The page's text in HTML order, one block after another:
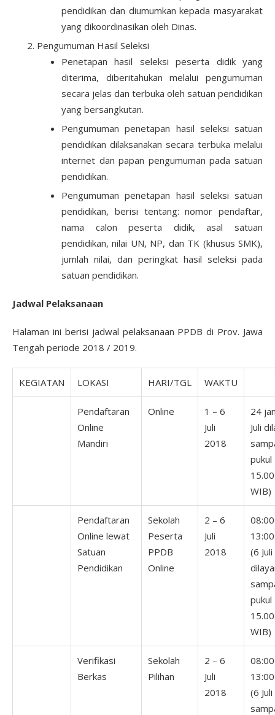
pendidikan dan diumumkan kepada masyarakat
yang dikoordinasikan oleh Dinas.
Pengumuman Hasil Seleksi
Penetapan hasil seleksi peserta didik yang
diterima, diberitahukan melalui pengumuman
secara jelas dan terbuka oleh satuan pendidikan
yang bersangkutan.
Pengumuman penetapan hasil seleksi satuan
pendidikan dilaksanakan secara terbuka melalui
internet dan papan pengumuman pada satuan
pendidikan.
Pengumuman penetapan hasil seleksi satuan
pendidikan, berisi tentang: nomor pendaftar,
nama calon peserta didik, asal satuan
pendidikan, nilai UN, NP, dan TK (khusus SMK),
jumlah nilai, dan peringkat hasil seleksi pada
satuan pendidikan.
Jadwal Pelaksanaan
Halaman ini berisi jadwal pelaksanaan PPDB di Prov. Jawa
Tengah periode 2018 / 2019.
KEGIATAN LOKASI HARI/TGL WAKTU
Pendaftaran
Online
Mandiri
Online
1 – 6
Juli
2018
24
Juli
pukul
15.00
WIB)
Pendaftaran
Online lewat
Satuan
Pendidikan
Sekolah
Peserta
PPDB
Online
2 – 6
Juli
2018
(6 Juli
pukul
15.00
WIB)
Verifikasi
Berkas
Sekolah
Pilihan
2 – 6
Juli
2018
(6 Juli